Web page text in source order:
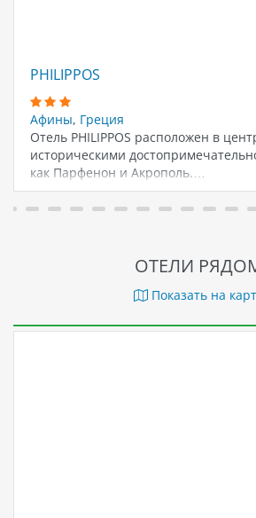
PHILIPPOS
Афины, Греция
Отель PHILIPPOS расположен в
историческими
как Парфенон и Акрополь.…
ОТЕЛИ
Показать на